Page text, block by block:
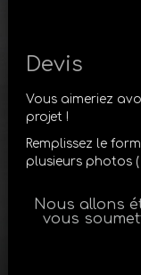
Devis
Vous aimeriez
projet !
Remplissez le
plusieurs photos (
Nous allons
vous